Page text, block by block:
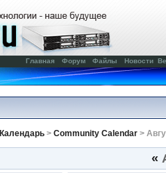
Главная Форум Файлы Новости
Календарь > Community Calendar >
«